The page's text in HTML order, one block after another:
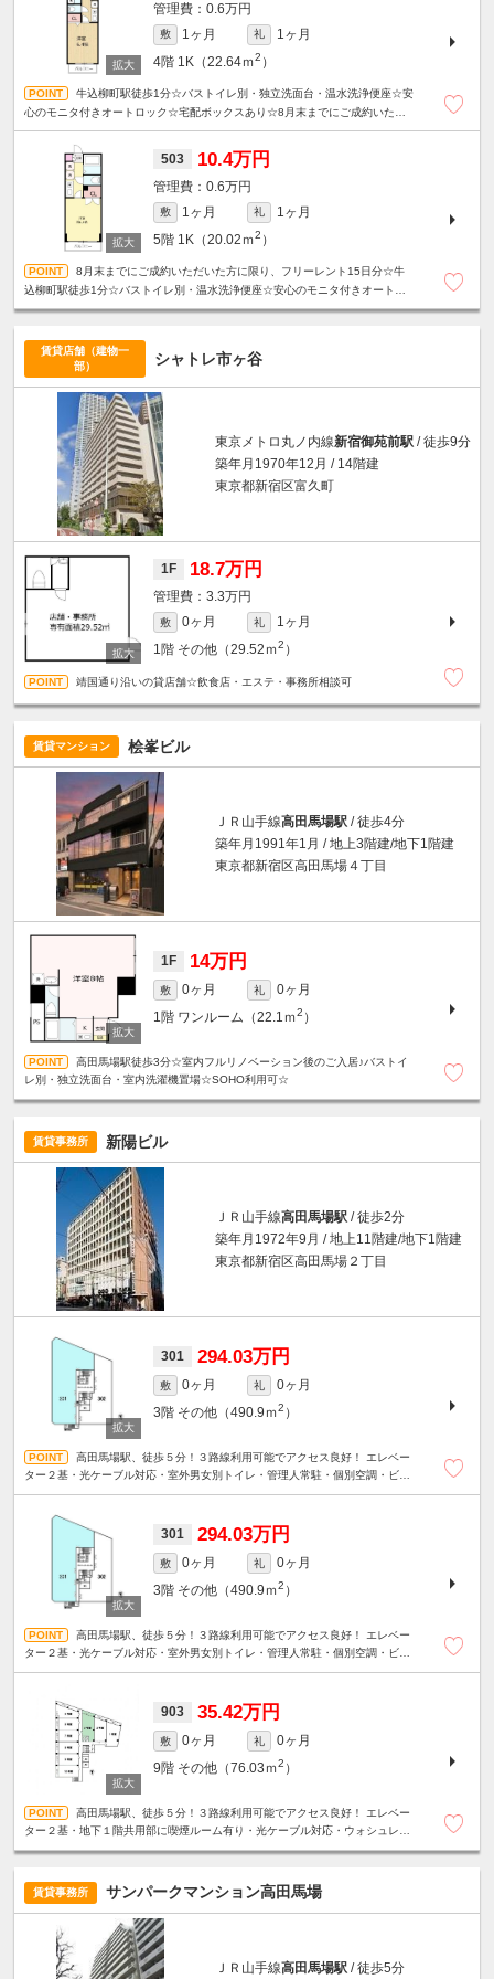
0.6万円
敷 1ヶ月 礼
1ヶ月
4階 1K（22.64ｍ2 ）
牛込柳町駅徒歩1分☆バストイレ別・独立洗面台・温水洗浄便座☆安
心のモニタ付きオートロック☆宅配ボックスあり☆8月末までにご成約いただ
503 10.4万円
0.6万円
敷 1ヶ月 礼
1ヶ月
5階 1K（20.02ｍ2 ）
8月末までにご成約いただいた方に限り、フリーレント15日分☆牛
込柳町駅徒歩1分☆バストイレ別・温水洗浄便座☆安心のモニタ付きオートロ
賃貸店舗（建物一
部）
シャトレ市ヶ谷
東京メトロ丸ノ内線新宿御苑前駅 / 徒歩9分
築年月1970年12月 / 14階建
東京都新宿区富久町
1F 18.7万円
3.3万円
敷 0ヶ月 礼
1ヶ月
1階 その他（29.52ｍ2 ）
靖国通り沿いの貸店舗☆飲食店・エステ・事務所相談可
賃貸マンション 桧峯ビル
ＪＲ山手線高田馬場駅 / 徒歩4分
築年月1991年1月 / 地上3階建/地下1階建
東京都新宿区高田馬場４丁目
1F 14万円
敷 0ヶ月 礼
0ヶ月
1階 ワンルーム（22.1ｍ2 ）
高田馬場駅徒歩3分☆室内フルリノベーション後のご入居♪バストイ
レ別・独立洗面台・室内洗濯機置場☆SOHO利用可☆
賃貸事務所 新陽ビル
ＪＲ山手線高田馬場駅 / 徒歩2分
築年月1972年9月 / 地上11階建/地下1階建
東京都新宿区高田馬場２丁目
301 294.03万円
敷 0ヶ月 礼
0ヶ月
3階 その他（490.9ｍ2 ）
高田馬場駅、徒歩５分！３路線利用可能でアクセス良好！ エレベー
ター２基・光ケーブル対応・室外男女別トイレ・管理人常駐・個別空調・ビル
301 294.03万円
敷 0ヶ月 礼
0ヶ月
3階 その他（490.9ｍ2 ）
高田馬場駅、徒歩５分！３路線利用可能でアクセス良好！ エレベー
ター２基・光ケーブル対応・室外男女別トイレ・管理人常駐・個別空調・ビル
903 35.42万円
敷 0ヶ月 礼
0ヶ月
9階 その他（76.03ｍ2 ）
高田馬場駅、徒歩５分！３路線利用可能でアクセス良好！ エレベー
ター２基・地下１階共用部に喫煙ルーム有り・光ケーブル対応・ウォシュレッ
賃貸事務所 サンパークマンション高田馬場
ＪＲ山手線高田馬場駅 / 徒歩5分